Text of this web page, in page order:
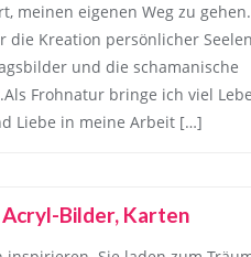
meinen eigenen Weg zu
die Kreation persönlicher
und die schamanische
Frohnatur bringe ich viel
Liebe in meine Arbeit […]
Bilder, Karten